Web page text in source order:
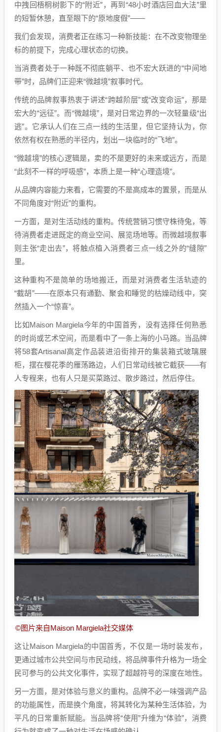
中拽回梧桐树影下的“附近”，再到“48小时酒店回血大法”里
的短暂休憩，直至眼下的“原地度假”——
我们会发现，消费者正在练习一种新技能：在不改变物理坐
标的前提下，完成心理状态的切换。
当消费者处于一种既不彻底躺平、也不宏大跃进的“中间地
带”时，品牌们正迎来“微越境”叙事时代。
传统的品牌叙事热衷于讲述“跨越阶层”或“改变命运”，那是
宏大的“远征”。而“微越境”，是对日常边界的一次轻量级“出
逃”。它承认人们在三点一线的生活里，但它坚持认为，你
依然有权在熟悉的半径内，划出一块临时的“飞地”。
“微越境”的核心逻辑是，卖的不是更好的未来或远方，而是
“此刻不一样的呼吸感”，本质上是一种“心理造境”。
从品牌内容能力来看，它需要的不是高成本的置景，而是从
不同角度对“附近”的重构。
一方面，是对生活动线的重构。传统营销习惯守株待兔，等
待消费者走进既定的商业空间、展览场地等。而微越境叙事
则主张“走出去”，将触点植入消费者三点一线之外的“缝隙”
里。
这种重构不是简单的场地搬迁，而是对消费者生活轨迹的
“截胡”——在原本只有通勤、聚会和睡觉的枯燥动线中，突
然插入一个“惊喜”。
比如Maison Margiela今年的中国首秀，没有选择任何熟悉
的时尚或艺术空间，而是看中了一条上海的小马路。当品牌
将58套Artisanal高定作品装进沿街排开的集装箱式玻璃展
柜，摆在樱花季的雁荡路边，人们日常动线被它截获——有
人专程来，也有人只是买菜路过、散步路过，然后停住。
©图片来自Maison Margiela社交媒体
这让Maison Margiela的中国首秀，不仅是一场时装发布，
更通过城市公共空间与市民动线，将品牌事件升格为一场全
民可参与的公共文化事件，实现了超越符号的深度在地性。
另一方面，是对体验与意义的重构。品牌不必一味强调产品
的功能属性，而是换个角度，将其转化为某种生活体验，为
平凡的日常重新赋能。当品牌将“使用”升维为“体验”，消费